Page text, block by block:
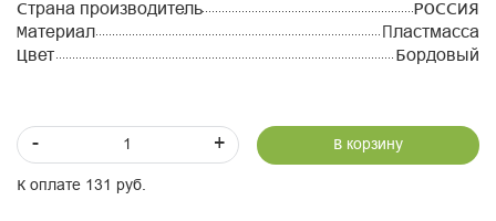
Страна производитель
РОССИЯ
Материал
Пластмасса
Цвет
Бордовый
- + В корзину
К оплате 131 руб.